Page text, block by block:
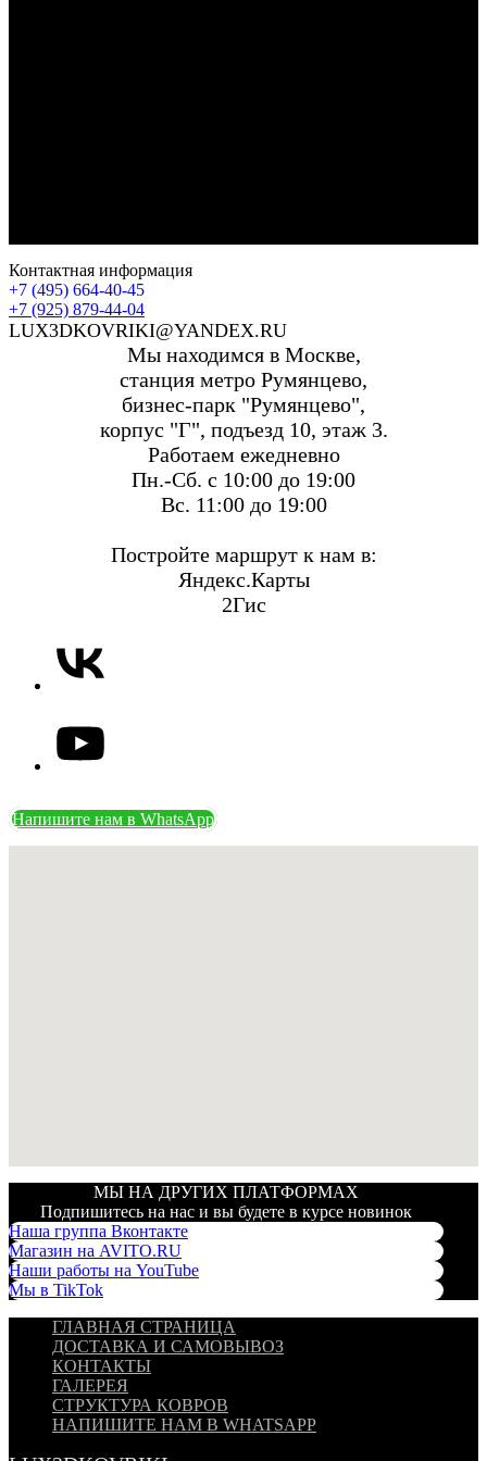
Контактная информация
+7 (495) 664-40-45
+7 (925) 879-44-04
LUX3DKOVRIKI@YANDEX.RU
Мы находимся в Москве,
станция метро Румянцево,
бизнес-парк "Румянцево",
корпус "Г", подъезд 10, этаж 3.
Работаем ежедневно
Пн.-Сб. с 10:00 до 19:00
Вс. 11:00 до 19:00
Постройте маршрут к нам в:
Яндекс.Карты
2Гис
Напишите нам в WhatsApp
МЫ НА ДРУГИХ ПЛАТФОРМАХ
Подпишитесь на нас и вы будете в курсе новинок
Наша группа Вконтакте
Магазин на AVITO.RU
Наши работы на YouTube
Мы в TikTok
ГЛАВНАЯ СТРАНИЦА
ДОСТАВКА И САМОВЫВОЗ
КОНТАКТЫ
ГАЛЕРЕЯ
СТРУКТУРА КОВРОВ
НАПИШИТЕ НАМ В WHATSAPP